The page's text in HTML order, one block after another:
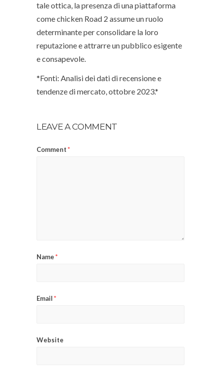
tale ottica, la presenza di una piattaforma
come chicken Road 2 assume un ruolo
determinante per consolidare la loro
reputazione e attrarre un pubblico esigente
e consapevole.
*Fonti: Analisi dei dati di recensione e
tendenze di mercato, ottobre 2023.*
LEAVE A COMMENT
Comment*
Name*
Email*
Website